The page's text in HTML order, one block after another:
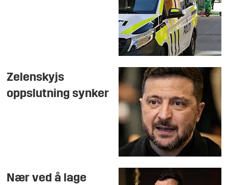
Zelenskyjs
oppslutning synker
Nær ved å lage